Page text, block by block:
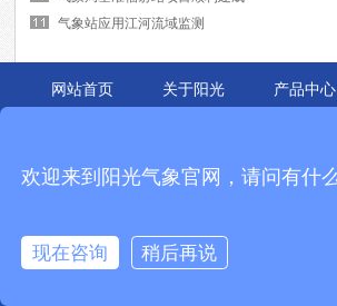
气象站应用江河流域监测
网站首页 关于阳光 产品中心
环境仪器与新能源检测设备解决方案提供商.成立十余
地址：辽宁省锦州市松山新区东海大街15号 备案号：
欢迎来到阳光气象官网，请问有什
现在咨询 稍后再说